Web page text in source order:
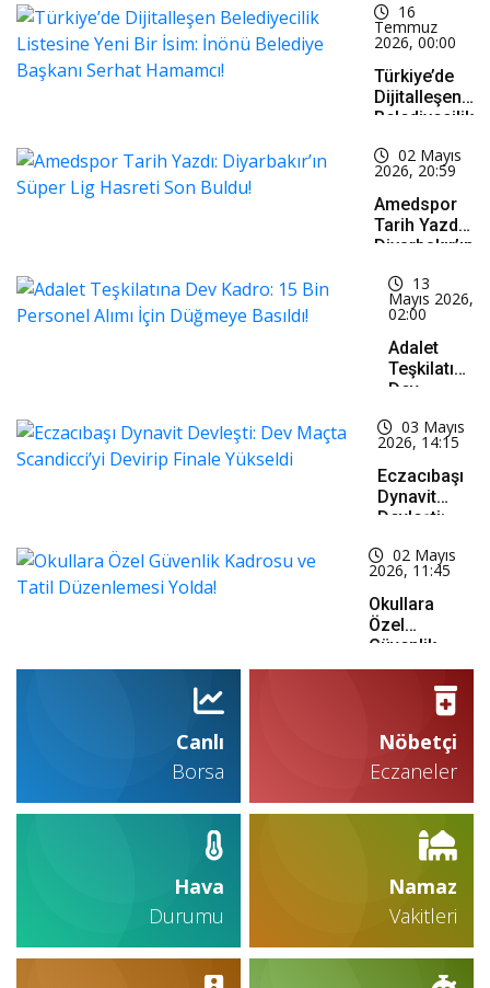
16
Temmuz
2026, 00:00
Türkiye’de
Dijitalleşen
Belediyecilik
Yeni Bir
İsim: İnönü
Belediye
Başkanı
Serhat
02 Mayıs
2026, 20:59
Amedspor
Tarih Yazdı:
Diyarbakır’ın
Hasreti Son
Buldu!
13
Mayıs 2026,
02:00
Adalet
Teşkilatına
Dev
Bin
Personel
Alımı İçin
Düğmeye
Basıldı!
03 Mayıs
2026, 14:15
Eczacıbaşı
Dynavit
Devleşti:
Scandicci’yi
Devirip
Finale
Yükseldi
02 Mayıs
2026, 11:45
Okullara
Özel
Güvenlik
Kadrosu Ve
Düzenlemesi
Yolda!
Canlı
Borsa
Nöbetçi
Eczaneler
Hava
Durumu
Namaz
Vakitleri